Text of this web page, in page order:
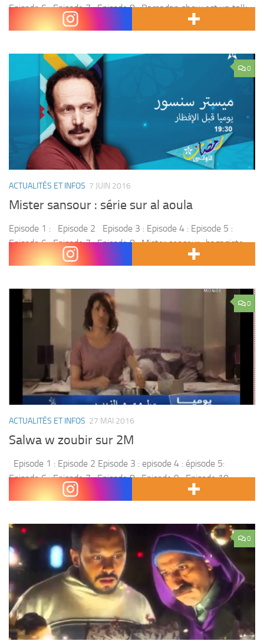
Episode 6 : Episode 7 : Episode 8 : Ramadan show est un talk
show live , présenté...
0
ACTUALITÉS ET INFOS 7 JUIN 2016
Mister sansour : série sur al aoula
Episode 1 : Episode 2 Episode 3 : Episode 4 : Episode 5 :
Episode 6 : Episode 7 : Episode 8 : Mister senseur , bagagiste
d’un hôtel de luxe à...
0
ACTUALITÉS ET INFOS 27 MAI 2016
Salwa w zoubir sur 2M
Episode 1 : Episode 2 Episode 3 : episode 4 : épisode 5:
Episode 6 : Episode 7 : Episode 8 : Episode 9 : Episode 10 :
Episode 11 : episode 12...
0